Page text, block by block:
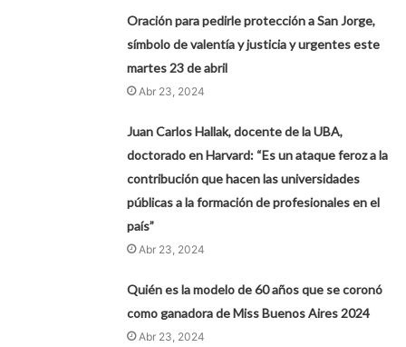
Oración para pedirle protección a San Jorge,
símbolo de valentía y justicia y urgentes este
martes 23 de abril
Abr 23, 2024
Juan Carlos Hallak, docente de la UBA,
doctorado en Harvard: “Es un ataque feroz a la
contribución que hacen las universidades
públicas a la formación de profesionales en el
país”
Abr 23, 2024
Quién es la modelo de 60 años que se coronó
como ganadora de Miss Buenos Aires 2024
Abr 23, 2024